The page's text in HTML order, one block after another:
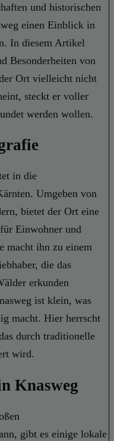
und historischen
einen Einblick in
In diesem Artikel
Besonderheiten von
Ort vielleicht nicht
steckt er voller
werden wollen.
in die
Umgeben von
bietet der Ort eine
Einwohner und
macht ihn zu einem
die das
erkunden
ist klein, was
macht. Hier herrscht
durch traditionelle
wird.
Knasweg
gibt es einige lokale